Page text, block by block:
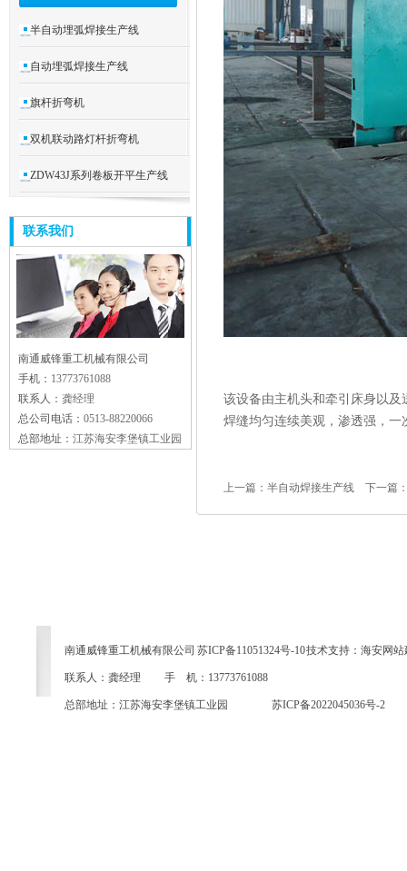
半自动埋弧焊接生产线
自动埋弧焊接生产线
旗杆折弯机
双机联动路灯杆折弯机
ZDW43J系列卷板开平生产线
联系我们
南通威锋重工机械有限公司
手机： 13773761088
联系人： 龚经理
总公司电话： 0513-88220066
总部地址： 江苏海安李堡镇工业园
该设备由主机头和牵引床身以
焊缝均匀连续美观，渗透强，
上一篇： 半自动焊接生产线 下一篇
南通威锋重工机械有限公司 苏ICP备11051324号-10技术支持： 海安网站
联系人：龚经理 手 机：13773761088
总部地址：江苏海安李堡镇工业园 苏ICP备2022045036号-2